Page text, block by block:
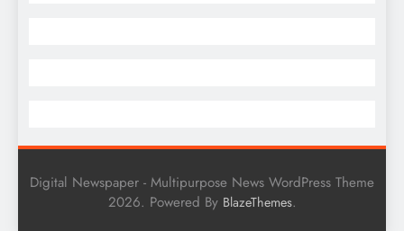
Digital Newspaper - Multipurpose News WordPress Theme
2026. Powered By BlazeThemes.